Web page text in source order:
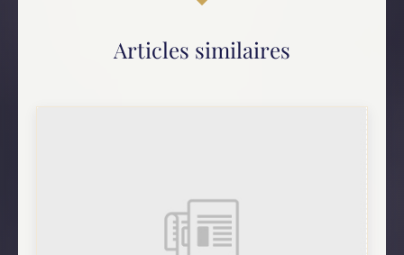
Articles similaires